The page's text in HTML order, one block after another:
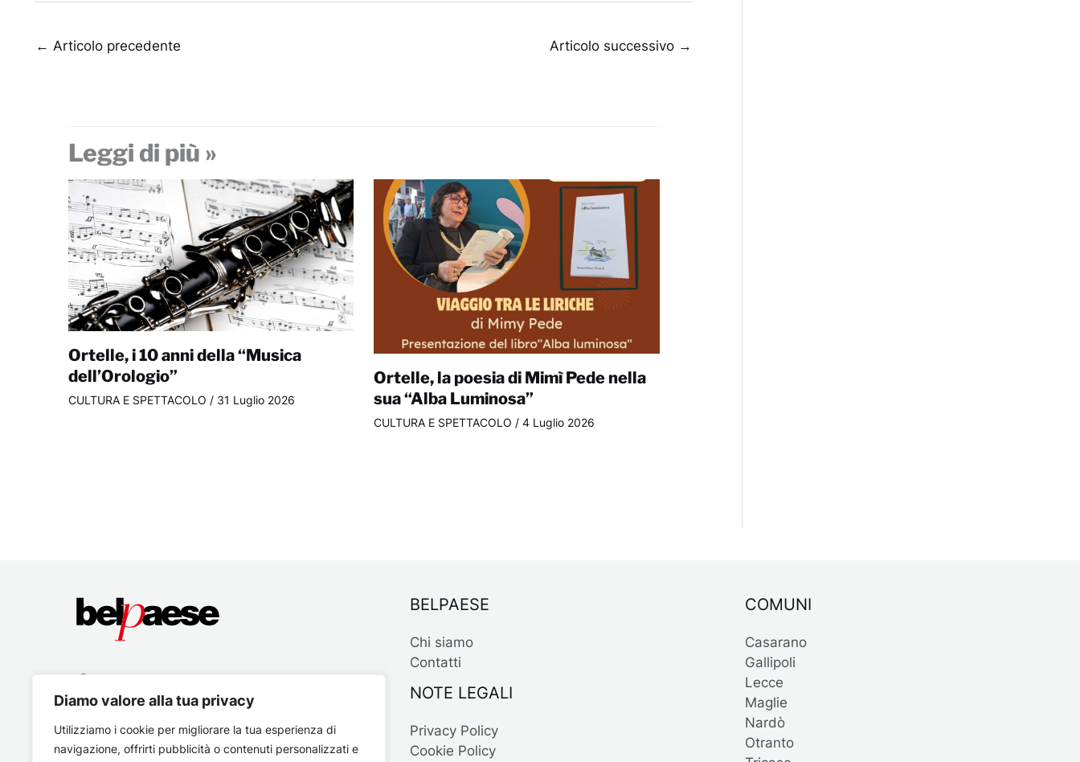
Diamo valore alla tua privacy
Utilizziamo i cookie per migliorare la tua esperienza di
navigazione, offrirti pubblicità o contenuti personalizzati e
← Articolo precedente Articolo successivo →
Leggi di più »
Ortelle, i 10 anni della “Musica
dell’Orologio”
CULTURA E SPETTACOLO / 31 Luglio 2026
Ortelle, la poesia di Mimì Pede nella
sua “Alba Luminosa”
CULTURA E SPETTACOLO / 4 Luglio 2026
BELPAESE
Chi siamo
Contatti
NOTE LEGALI
Privacy Policy
Cookie Policy
COMUNI
Casarano
Gallipoli
Lecce
Maglie
Nardò
Otranto